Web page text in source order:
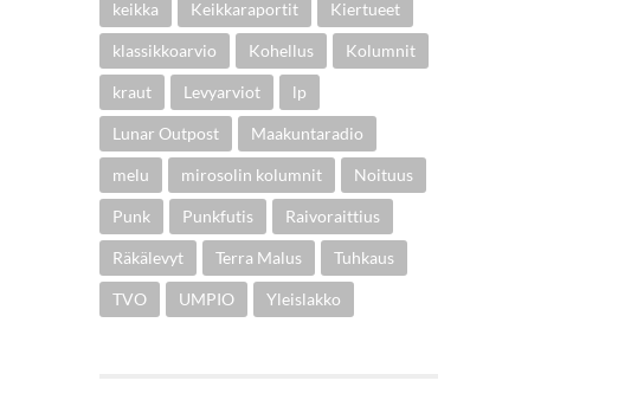
keikka Keikkaraportit Kiertueet
klassikkoarvio Kohellus Kolumnit
kraut Levyarviot lp
Lunar Outpost Maakuntaradio
melu mirosolin kolumnit Noituus
Punk Punkfutis Raivoraittius
Räkälevyt Terra Malus Tuhkaus
TVO UMPIO Yleislakko